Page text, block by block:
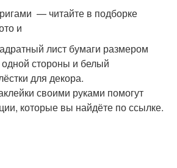
— читайте в подборке
и
лист бумаги размером
стороны и белый
для декора.
своими руками помогут
которые вы найдёте по ссылке.